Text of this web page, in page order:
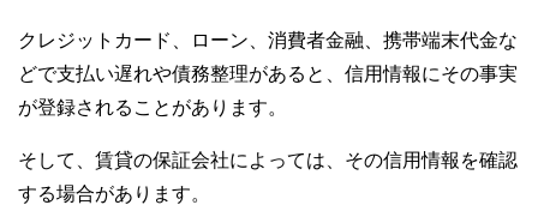
クレジットカード、ローン、消費者金融、携帯端末代金な
どで支払い遅れや債務整理があると、信用情報にその事実
が登録されることがあります。
そして、賃貸の保証会社によっては、その信用情報を確認
する場合があります。